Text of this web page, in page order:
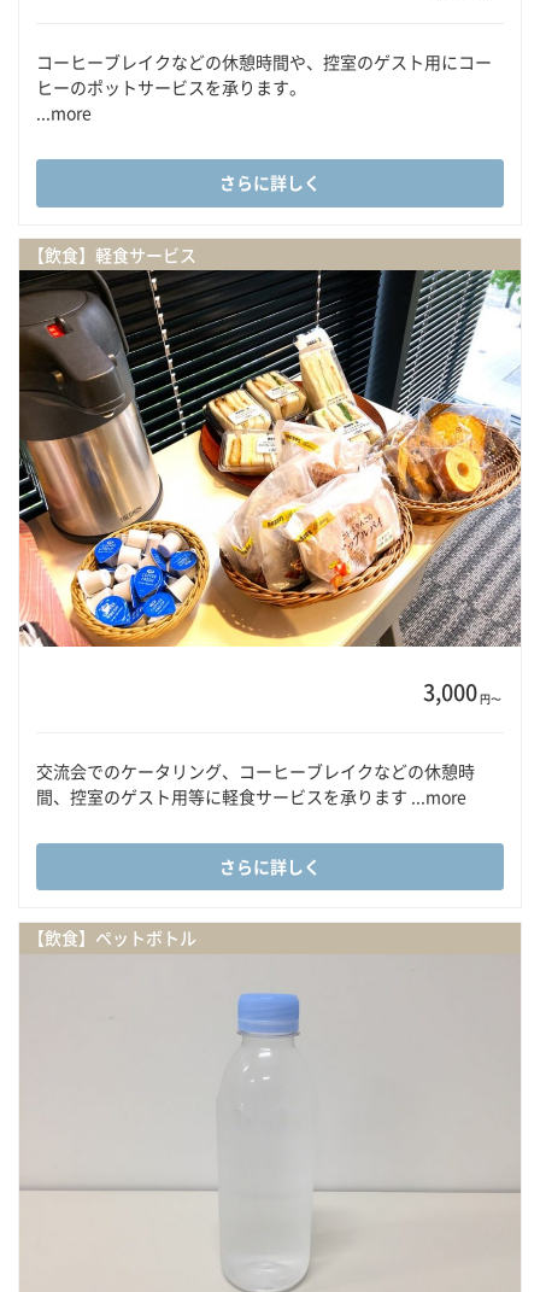
コーヒーブレイクなどの休憩時間や、控室のゲスト用にコー
ヒーのポットサービスを承ります。
...more
さらに詳しく
【飲食】軽食サービス
3,000円〜
交流会でのケータリング、コーヒーブレイクなどの休憩時
間、控室のゲスト用等に軽食サービスを承ります ...more
さらに詳しく
【飲食】ペットボトル